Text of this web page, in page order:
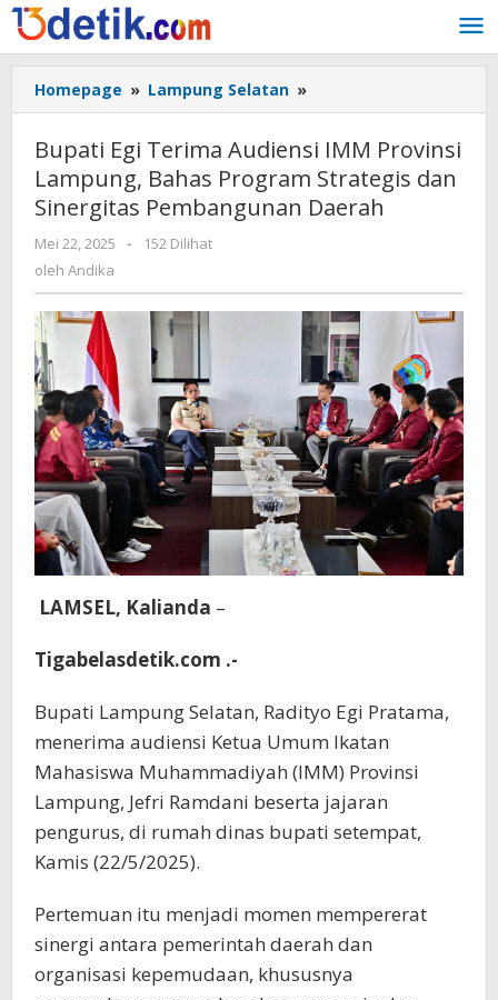
Lewati
ke
konten
Homepage » Lampung Selatan »
Egi
Audiensi
IMM
Provinsi
Strategis
dan
Sinergitas
Pembangunan
Daerah
Bupati Egi Terima Audiensi IMM Provinsi
Lampung, Bahas Program Strategis dan
Sinergitas Pembangunan Daerah
Mei 22, 2025
oleh
-
152 Dilihat
oleh Andika
LAMSEL, Kalianda –
Tigabelasdetik.com .-
Bupati Lampung Selatan, Radityo Egi Pratama,
menerima audiensi Ketua Umum Ikatan
Mahasiswa Muhammadiyah (IMM) Provinsi
Lampung, Jefri Ramdani beserta jajaran
pengurus, di rumah dinas bupati setempat,
Kamis (22/5/2025).
Pertemuan itu menjadi momen mempererat
sinergi antara pemerintah daerah dan
organisasi kepemudaan, khususnya